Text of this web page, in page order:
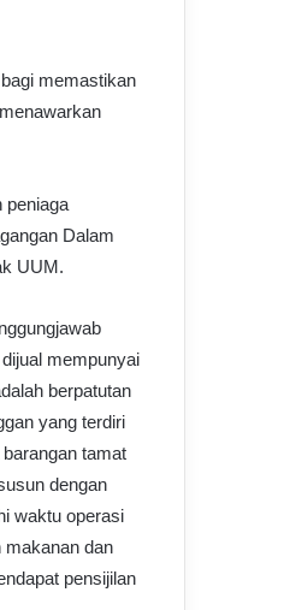
memastikan
peniaga
Dalam
UUM.
mempunyai
berpatutan
yang terdiri
tamat
dengan
waktu operasi
makanan dan
pensijilan